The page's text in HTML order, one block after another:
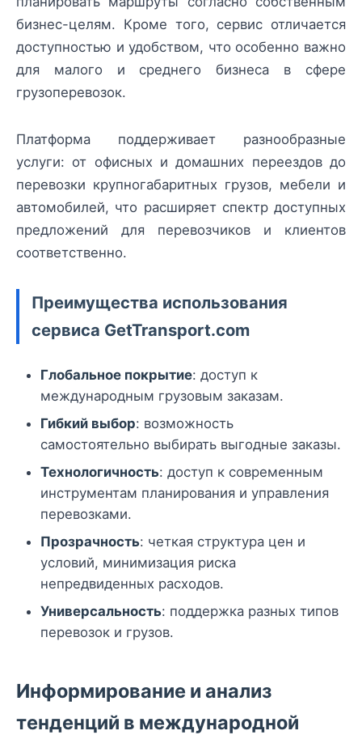
бизнес-целям. Кроме того, сервис отличается
доступностью и удобством, что особенно важно
для малого и среднего бизнеса в сфере
грузоперевозок.
Платформа поддерживает разнообразные
услуги: от офисных и домашних переездов до
перевозки крупногабаритных грузов, мебели и
автомобилей, что расширяет спектр доступных
предложений для перевозчиков и клиентов
соответственно.
Преимущества использования
сервиса GetTransport.com
Глобальное покрытие: доступ к
международным грузовым заказам.
Гибкий выбор: возможность
самостоятельно выбирать выгодные заказы.
Технологичность: доступ к современным
инструментам планирования и управления
перевозками.
Прозрачность: четкая структура цен и
условий, минимизация риска
непредвиденных расходов.
Универсальность: поддержка разных типов
перевозок и грузов.
Информирование и анализ
тенденций в международной